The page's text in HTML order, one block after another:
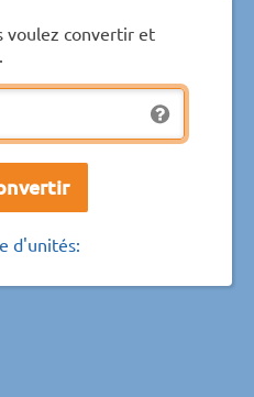
voulez convertir et
d'unités: